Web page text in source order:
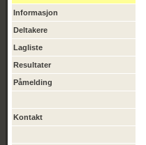
Informasjon
Deltakere
Lagliste
Resultater
Påmelding
Kontakt